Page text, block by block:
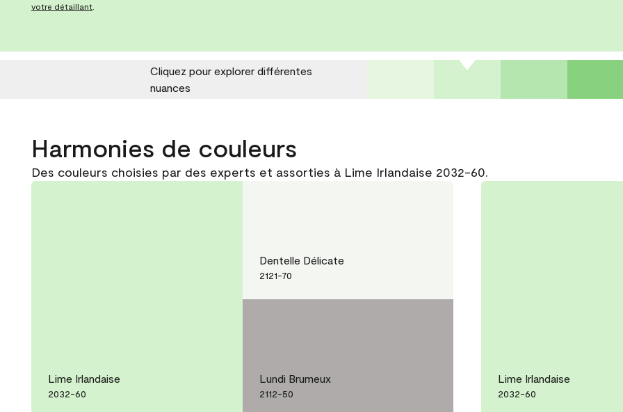
votre détaillant
Cliquez pour explorer différentes
nuances
Harmonies de couleurs
Des couleurs choisies par des experts et assorties à Lime Irlandaise 2032-60.
Lime Irlandaise
2032-60
Dentelle Délicate
2121-70
Lundi Brumeux
2112-50
Lime Irlandaise
2032-60